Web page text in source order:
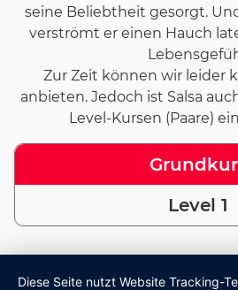
seine Beliebtheit gesorgt.
verströmt er einen Hauch
Zur Zeit können wir leider
anbieten. Jedoch ist Salsa
Level-Kursen (Paare)
Level 1
Diese Seite nutzt Website Tracking-